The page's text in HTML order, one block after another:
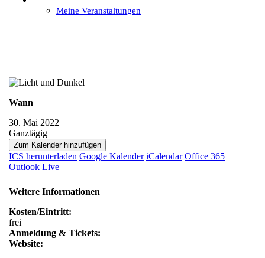
Meine Veranstaltungen
Wann
30. Mai 2022
Ganztägig
Zum Kalender hinzufügen
ICS herunterladen Google Kalender iCalendar Office 365
Outlook Live
Weitere Informationen
Kosten/Eintritt:
frei
Anmeldung & Tickets:
Website: